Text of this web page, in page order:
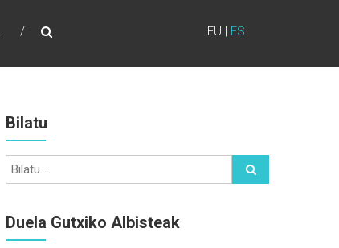
EU | ES
Bilatu
Duela Gutxiko Albisteak